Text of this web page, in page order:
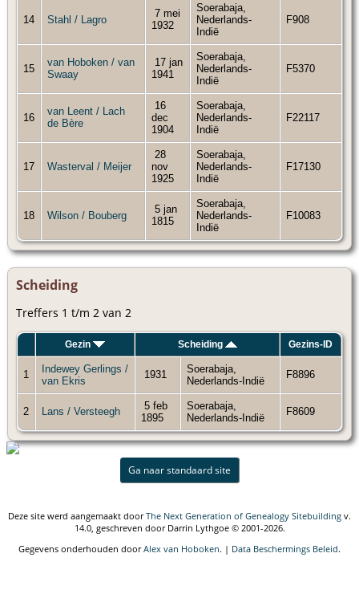
14 Stahl / Lagro
7 mei
1932
Soerabaja,
Nederlands-
Indië
F908
15
van Hoboken / van
Swaay
17 jan
1941
Soerabaja,
Nederlands-
Indië
F5370
16
van Leent / Lach
de Bère
16
dec
1904
Soerabaja,
Nederlands-
Indië
F22117
17 Wasterval / Meijer
28
nov
1925
Soerabaja,
Nederlands-
Indië
F17130
18 Wilson / Bouberg
5 jan
1815
Soerabaja,
Nederlands-
Indië
F10083
Scheiding
Treffers 1 t/m 2 van 2
Gezin Scheiding Gezins-ID
1
Indewey Gerlings /
van Ekris
1931
Soerabaja,
Nederlands-Indië
F8896
2 Lans / Versteegh
5 feb
1895
Soerabaja,
Nederlands-Indië
F8609
Ga naar standaard site
Deze site werd aangemaakt doorThe Next Generation of Genealogy Sitebuilding v.
14.0, geschreven door Darrin Lythgoe © 2001-2026.
Gegevens onderhouden doorAlex van Hoboken. | Data Beschermings Beleid.